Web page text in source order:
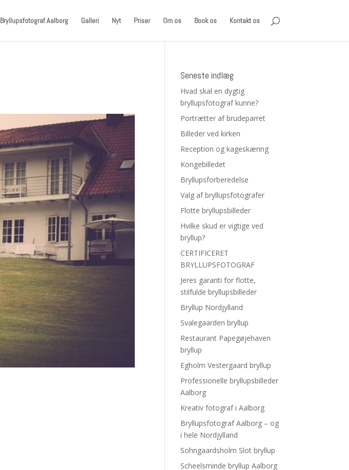
Bryllupsfotograf Aalborg Galleri Nyt Priser Om os Book os Kontakt os
Seneste indlæg
Hvad skal en dygtig
bryllupsfotograf kunne?
Portrætter af brudeparret
Billeder ved kirken
Reception og kageskæring
Kongebilledet
Bryllupsforberedelse
Valg af bryllupsfotografer
Flotte bryllupsbilleder
Hvilke skud er vigtige ved
bryllup?
CERTIFICERET
BRYLLUPSFOTOGRAF
Jeres garanti for flotte,
stilfulde bryllupsbilleder
Bryllup Nordjylland
Svalegaarden bryllup
Restaurant Papegøjehaven
bryllup
Egholm Vestergaard bryllup
Professionelle bryllupsbilleder
Aalborg
Kreativ fotograf i Aalborg
Bryllupsfotograf Aalborg – og
i hele Nordjylland
Sohngaardsholm Slot bryllup
Scheelsminde bryllup Aalborg